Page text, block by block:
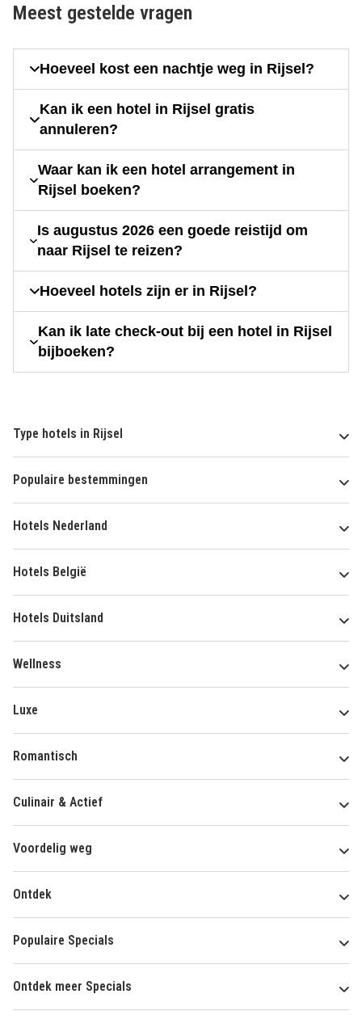
Meest gestelde vragen
Hoeveel kost een nachtje weg in Rijsel?
Kan ik een hotel in Rijsel gratis
annuleren?
Waar kan ik een hotel arrangement in
Rijsel boeken?
Is augustus 2026 een goede reistijd om
naar Rijsel te reizen?
Hoeveel hotels zijn er in Rijsel?
Kan ik late check-out bij een hotel in Rijsel
bijboeken?
Type hotels in Rijsel
Populaire bestemmingen
Hotels Nederland
Hotels België
Hotels Duitsland
Wellness
Luxe
Romantisch
Culinair & Actief
Voordelig weg
Ontdek
Populaire Specials
Ontdek meer Specials